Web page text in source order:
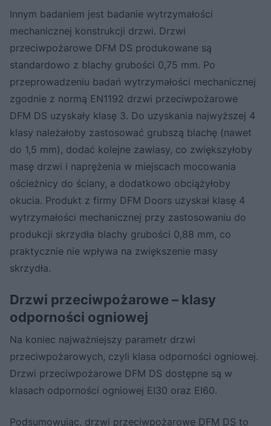
Innym badaniem jest badanie wytrzymałości
mechanicznej konstrukcji drzwi. Drzwi
przeciwpożarowe DFM DS produkowane są
standardowo z blachy grubości 0,75 mm. Po
przeprowadzeniu badań wytrzymałości mechanicznej
zgodnie z normą EN1192 drzwi przeciwpożarowe
DFM DS uzyskały klasę 3. Do uzyskania najwyższej 4
klasy należałoby zastosować grubszą blachę (nawet
do 1,5 mm), dodać kolejne zawiasy, co zwiększyłoby
masę drzwi i naprężenia w miejscach mocowania
ościeżnicy do ściany, a dodatkowo obciążyłoby
okucia. Produkt z firmy DFM Doors uzyskał klasę 4
wytrzymałości mechanicznej przy zastosowaniu do
produkcji skrzydła blachy grubości 0,88 mm, co
praktycznie nie wpływa na zwiększenie masy
skrzydła.
Drzwi przeciwpożarowe – klasy
odporności ogniowej
Na koniec najważniejszy parametr drzwi
przeciwpożarowych, czyli klasa odporności ogniowej.
Drzwi przeciwpożarowe DFM DS dostępne są w
klasach odporności ogniowej EI30 oraz EI60.
Podsumowując, drzwi przeciwpożarowe DFM DS to